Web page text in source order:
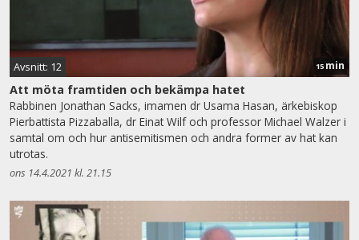
Avsnitt: 12 15 min
Att möta framtiden och bekämpa hatet
Rabbinen Jonathan Sacks, imamen dr Usama Hasan, ärkebiskop
Pierbattista Pizzaballa, dr Einat Wilf och professor Michael Walzer i
samtal om och hur antisemitismen och andra former av hat kan
utrotas.
ons 14.4.2021 kl. 21.15